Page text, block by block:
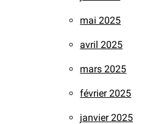
mai 2025
avril 2025
mars 2025
février 2025
janvier 2025